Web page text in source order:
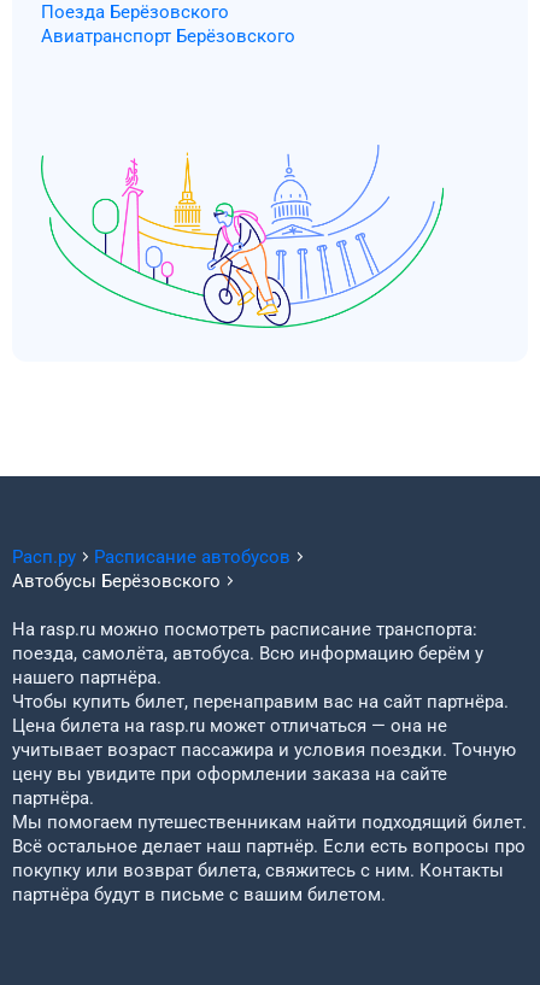
Поезда Берёзовского
Авиатранспорт Берёзовского
Расп.ру
Расписание автобусов
Автобусы Берёзовского
На rasp.ru можно посмотреть расписание транспорта:
поезда, самолёта, автобуса. Всю информацию берём у
нашего партнёра.
Чтобы купить билет, перенаправим вас на сайт партнёра.
Цена билета на rasp.ru может отличаться — она не
учитывает возраст пассажира и условия поездки. Точную
цену вы увидите при оформлении заказа на сайте
партнёра.
Мы помогаем путешественникам найти подходящий билет.
Всё остальное делает наш партнёр. Если есть вопросы про
покупку или возврат билета, свяжитесь с ним. Контакты
партнёра будут в письме с вашим билетом.